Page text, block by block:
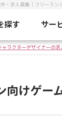
・求人募集｜フリーラ
探す サー
ャラクターデザイナーの
向けゲ